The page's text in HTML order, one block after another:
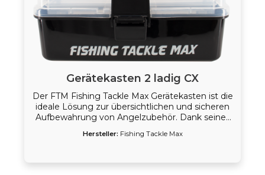
Gerätekasten 2 ladig CX
Der FTM Fishing Tackle Max Gerätekasten ist die
ideale Lösung zur übersichtlichen und sicheren
Aufbewahrung von Angelzubehör. Dank seines
Einsteiger als auch für erfahrene Angler. Der
Hersteller: Fishing Tackle Max